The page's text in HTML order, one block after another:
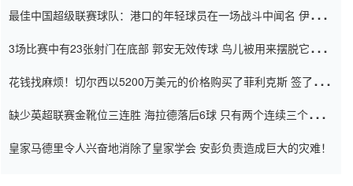
最佳中国超级联赛球队：港口的年轻球员在一场战斗中闻名 伊万放
3场比赛中有23张射门在底部 郭安无效传球 鸟儿被用来摆脱它
花钱找麻烦！切尔西以5200万美元的价格购买了菲利克斯 签了7年
缺少英超联赛金靴位三连胜 海拉德落后6球 只有两个连续三个连续
皇家马德里令人兴奋地消除了皇家学会 安彭负责造成巨大的灾难！